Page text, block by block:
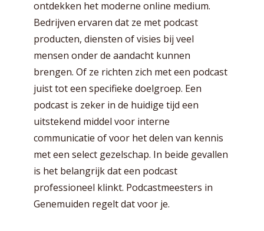
ontdekken het moderne online medium.
Bedrijven ervaren dat ze met podcast
producten, diensten of visies bij veel
mensen onder de aandacht kunnen
brengen. Of ze richten zich met een podcast
juist tot een specifieke doelgroep. Een
podcast is zeker in de huidige tijd een
uitstekend middel voor interne
communicatie of voor het delen van kennis
met een select gezelschap. In beide gevallen
is het belangrijk dat een podcast
professioneel klinkt. Podcastmeesters in
Genemuiden regelt dat voor je.